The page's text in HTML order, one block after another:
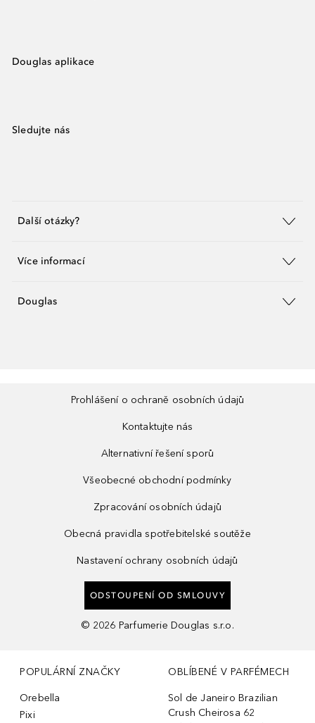
Douglas aplikace
Sledujte nás
Další otázky?
Více informací
Douglas
Prohlášení o ochraně osobních údajů
Kontaktujte nás
Alternativní řešení sporů
Všeobecné obchodní podmínky
Zpracování osobních údajů
Obecná pravidla spotřebitelské soutěže
Nastavení ochrany osobních údajů
ODSTOUPENÍ OD SMLOUVY
© 2026 Parfumerie Douglas s.r.o.
POPULÁRNÍ ZNAČKY
Orebella
Pixi
OBLÍBENÉ V PARFÉMECH
Sol de Janeiro Brazilian
Crush Cheirosa 62